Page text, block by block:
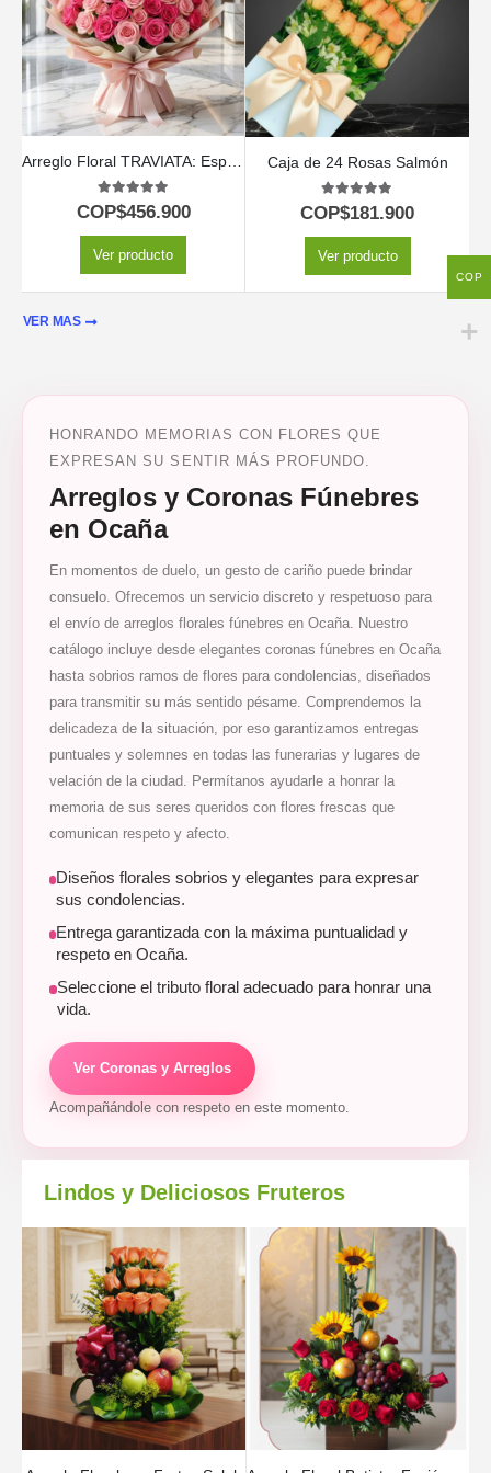
Arreglo Floral TRAVIATA: Espectacular Ramo de 60 Rosas Fucsia y Rosadas 💝
5.00out of 5
COP$456.900
Ver producto
Caja de 24 Rosas Salmón
5.00out of 5
COP$181.900
Ver producto
VER MAS
HONRANDO MEMORIAS CON FLORES QUE
EXPRESAN SU SENTIR MÁS PROFUNDO.
Arreglos y Coronas Fúnebres
en Ocaña
En momentos de duelo, un gesto de cariño puede brindar
consuelo. Ofrecemos un servicio discreto y respetuoso para
el envío de arreglos florales fúnebres en Ocaña. Nuestro
catálogo incluye desde elegantes coronas fúnebres en Ocaña
hasta sobrios ramos de flores para condolencias, diseñados
para transmitir su más sentido pésame. Comprendemos la
delicadeza de la situación, por eso garantizamos entregas
puntuales y solemnes en todas las funerarias y lugares de
velación de la ciudad. Permítanos ayudarle a honrar la
memoria de sus seres queridos con flores frescas que
comunican respeto y afecto.
Diseños florales sobrios y elegantes para expresar
sus condolencias.
Entrega garantizada con la máxima puntualidad y
respeto en Ocaña.
Seleccione el tributo floral adecuado para honrar una
vida.
Ver Coronas y Arreglos
Acompañándole con respeto en este momento.
Lindos y Deliciosos Fruteros
COP